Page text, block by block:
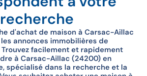
recherche
d'achat de maison à Carsac-Aillac
annonces immobilières de
facilement et rapidement
à Carsac-Aillac (24200) en
spécialisé dans la recherche et la